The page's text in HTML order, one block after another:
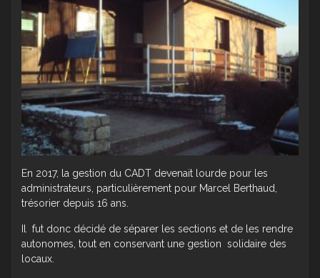
En 2017, la gestion du CADT devenait lourde pour les
administrateurs, particulièrement pour Marcel Berthaud,
trésorier depuis 16 ans.
Il fut donc décidé de séparer les sections et de les rendre
autonomes, tout en conservant une gestion solidaire des
locaux.